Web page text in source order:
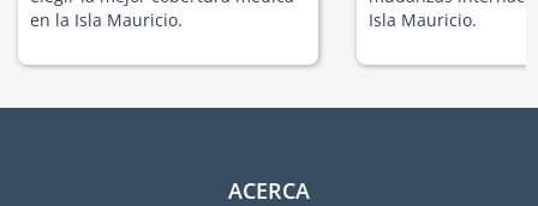
en la Isla Mauricio.
Isla Mauricio.
ACERCA